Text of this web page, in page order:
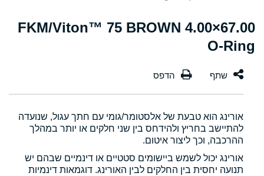
67.00×4.00 FKM/Viton™ 75 BROWN
O-Ring
אורינג הוא טבעת של אלסטומר/גומי עם חתך עגול, שנועדה
להתיישב בחריץ ולהידחס בין שני חלקים או יותר במהלך
ההרכבה, וכך ליצור איטום.
אורינג יכול לשמש ביישומים סטטיים או דינמיים שבהם יש
תנועה יחסית בין החלקים לבין האורינג. דוגמאות דינמיות